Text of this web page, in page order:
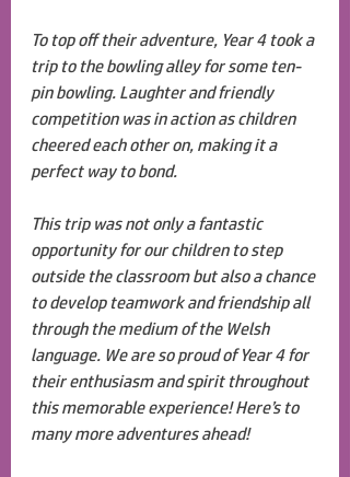
To top off their adventure, Year 4 took a
trip to the bowling alley for some ten-
pin bowling. Laughter and friendly
competition was in action as children
cheered each other on, making it a
perfect way to bond.
This trip was not only a fantastic
opportunity for our children to step
outside the classroom but also a chance
to develop teamwork and friendship all
through the medium of the Welsh
language. We are so proud of Year 4 for
their enthusiasm and spirit throughout
this memorable experience! Here’s to
many more adventures ahead!